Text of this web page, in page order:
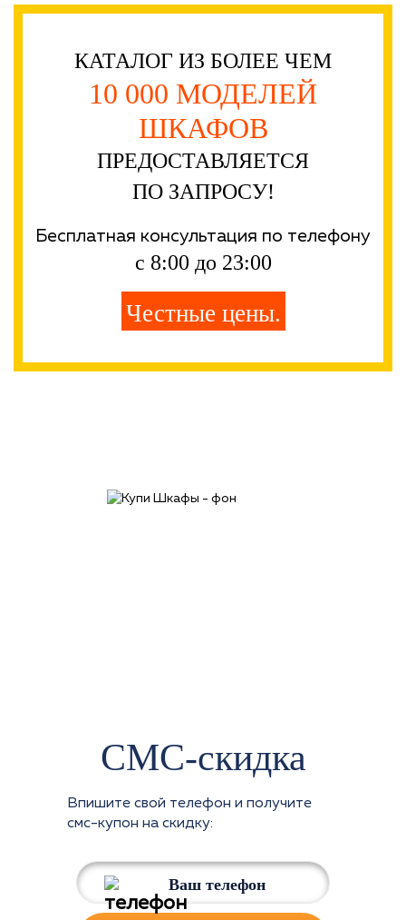
КАТАЛОГ ИЗ БОЛЕЕ ЧЕМ
10 000 МОДЕЛЕЙ
ШКАФОВ
ПРЕДОСТАВЛЯЕТСЯ
ПО ЗАПРОСУ!
Бесплатная консультация по телефону
с 8:00 до 23:00
Честные цены.
СМС-скидка
Впишите свой телефон и получите
смс-купон на скидку: